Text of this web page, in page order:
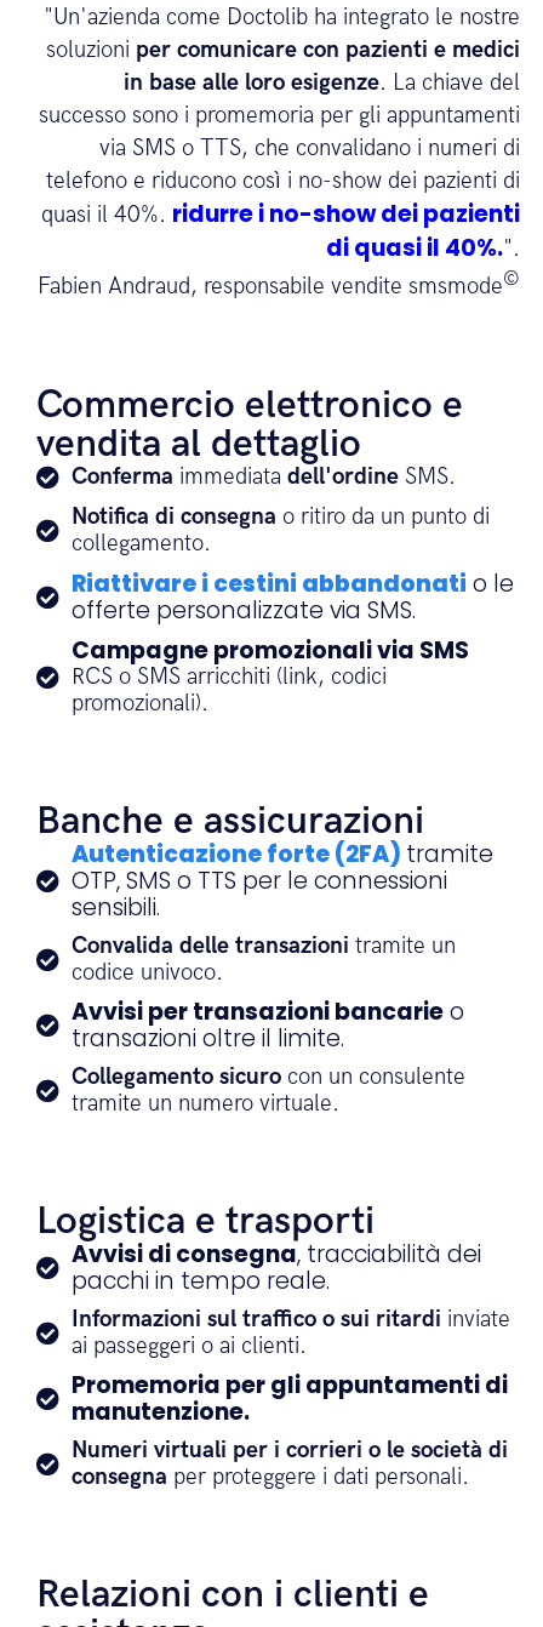
"Un'azienda come Doctolib ha integrato le nostre
soluzioni per comunicare con pazienti e medici
in base alle loro esigenze. La chiave del
successo sono i promemoria per gli appuntamenti
via SMS o TTS, che convalidano i numeri di
telefono e riducono così i no-show dei pazienti di
quasi il 40%. ridurre i no-show dei pazienti
di quasi il 40%.".
Fabien Andraud, responsabile vendite smsmode©
Commercio elettronico e
vendita al dettaglio
Conferma immediata dell'ordineSMS.
Notifica di consegna o ritiro da un punto di
collegamento.
Riattivare i cestini abbandonati o le
offerte personalizzate via SMS.
Campagne promozionali via SMS
RCS o SMS arricchiti (link, codici
promozionali).
Banche e assicurazioni
Autenticazione forte (2FA) tramite
OTP, SMS o TTS per le connessioni
sensibili.
Convalida delle transazioni tramite un
codice univoco.
Avvisi per transazioni bancarieo
transazioni oltre il limite.
Collegamento sicurocon un consulente
tramite un numero virtuale.
Logistica e trasporti
Avvisi di consegna, tracciabilità dei
pacchi in tempo reale.
Informazioni sul traffico o sui ritardi inviate
ai passeggeri o ai clienti.
Promemoria per gli appuntamenti di
manutenzione.
Numeri virtuali per i corrieri o le società di
consegna per proteggere i dati personali.
Relazioni con i clienti e